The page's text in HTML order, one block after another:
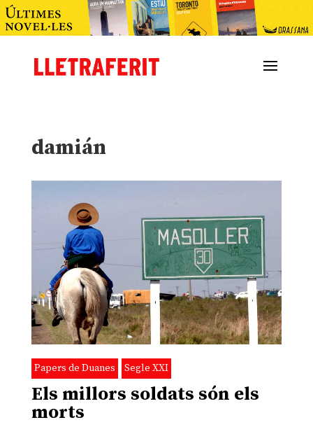
damián
Papers de Duanes Segle XXI
Els millors soldats són els
morts